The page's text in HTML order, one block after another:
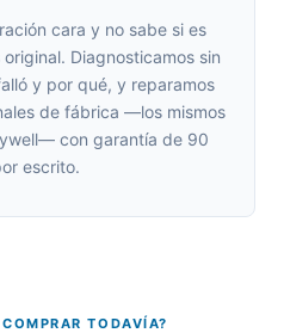
cara y no sabe si es
Diagnosticamos sin
y por qué, y reparamos
de fábrica —los mismos
con garantía de 90
escrito.
TODAVÍA?